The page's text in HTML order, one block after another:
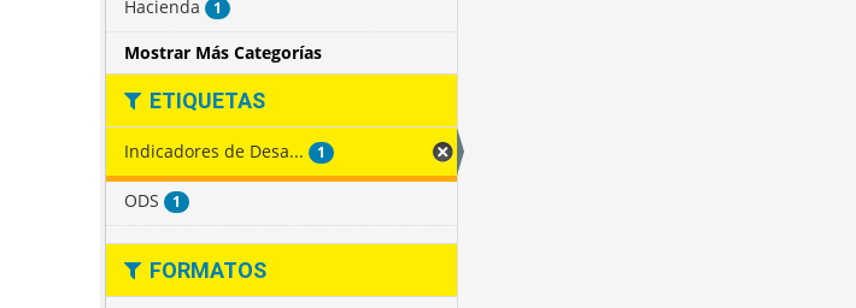
Hacienda 1
Mostrar Más Categorías
ETIQUETAS
Indicadores de Desa... 1
ODS 1
FORMATOS